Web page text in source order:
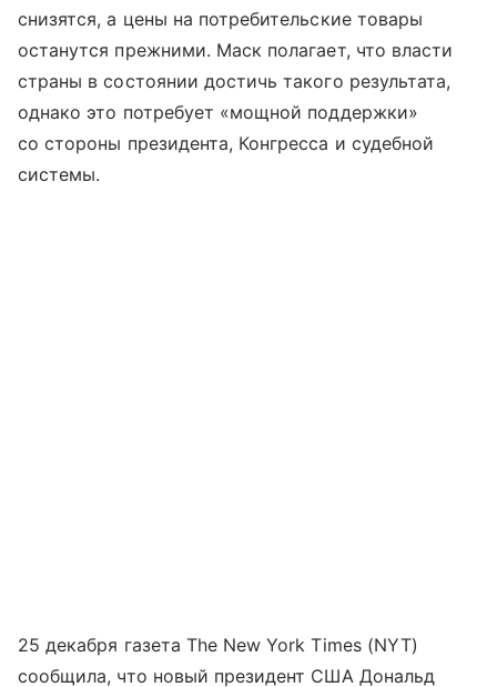
снизятся, а цены на потребительские товары
останутся прежними. Маск полагает, что власти
страны в состоянии достичь такого результата,
однако это потребует «мощной поддержки»
со стороны президента, Конгресса и судебной
системы.
25 декабря газета The New York Times (NYT)
сообщила, что новый президент США Дональд